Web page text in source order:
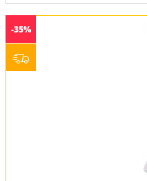
Тип:
Подвесные Вид:
-35%